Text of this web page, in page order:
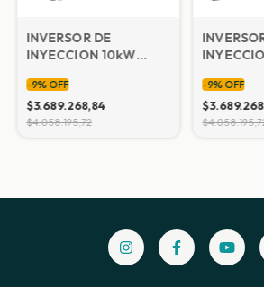
INVERSOR DE
INYECCION 10kW
-9% OFF
$3.689.268,84
$4.058.195,72
-9% OFF